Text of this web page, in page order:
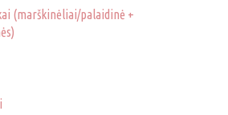
(marškinėliai/palaidinė +